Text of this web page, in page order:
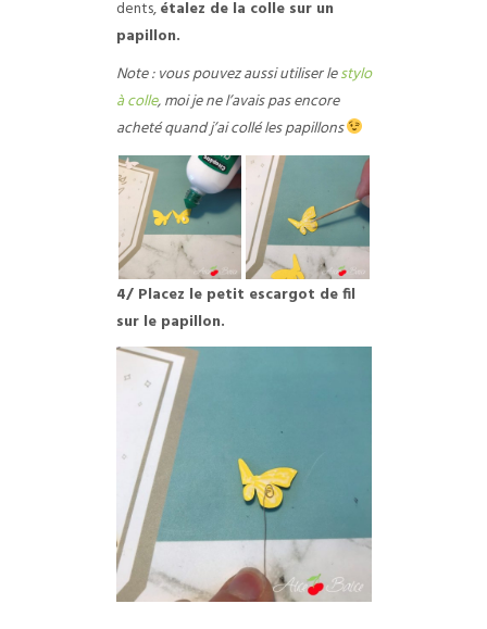
dents,étalez de la colle sur un
papillon.
Note : vous pouvez aussi utiliser lestylo
à colle, moi je ne l’avais pas encore
acheté quand j’ai collé les papillons
4/ Placez le petit escargot de fil
sur le papillon.